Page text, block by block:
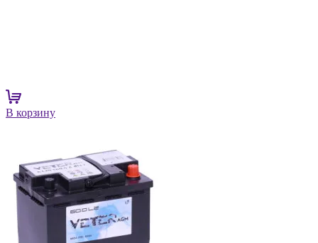
В корзину